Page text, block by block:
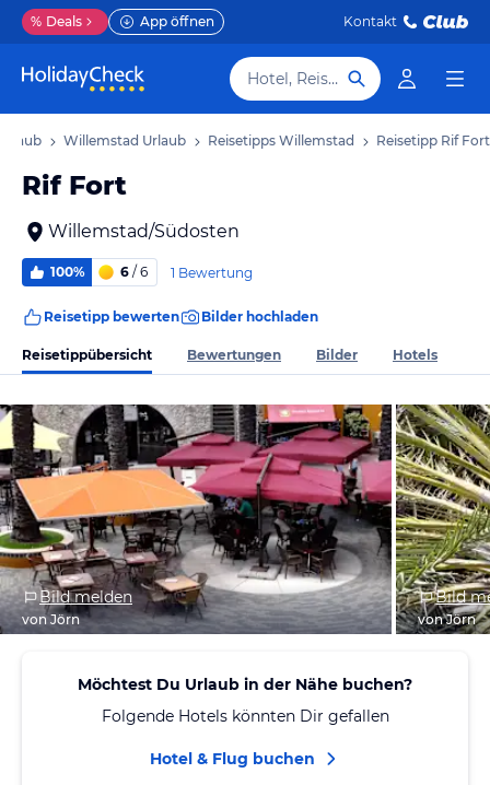
% Deals App öffnen Kontakt
Hotel, Reiseziel
Willemstad Urlaub Reisetipps Willemstad Reisetipp Rif Fort
Rif Fort
Willemstad/Südosten
100% 6 / 6 1 Bewertung
Reisetipp bewerten Bilder hochladen
Reisetippübersicht Bewertungen Bilder Hotels
Bild melden
von Jörn
Bild
von Jörn
Möchtest Du Urlaub in der Nähe buchen?
Folgende Hotels könnten Dir gefallen
Hotel & Flug buchen